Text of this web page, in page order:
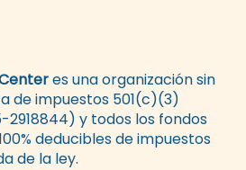
es una organización sin
de impuestos 501(c)(3)
2918844) y todos los fondos
deducibles de impuestos
de la ley.